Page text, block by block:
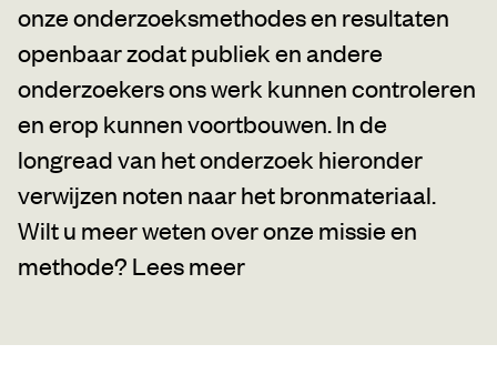
onze onderzoeksmethodes en resultaten
openbaar zodat publiek en andere
onderzoekers ons werk kunnen controleren
en erop kunnen voortbouwen. In de
longread van het onderzoek hieronder
verwijzen noten naar het bronmateriaal.
Wilt u meer weten over onze missie en
methode? Lees meer